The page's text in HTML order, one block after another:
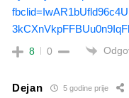
8 0
Dejan 5 godine prije